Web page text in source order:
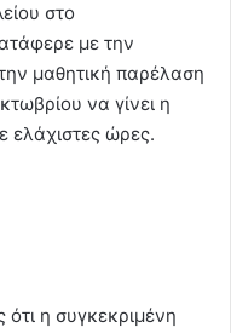
στο
με την
μαθητική παρέλαση
να γίνει η
ελάχιστες ώρες.
η συγκεκριμένη